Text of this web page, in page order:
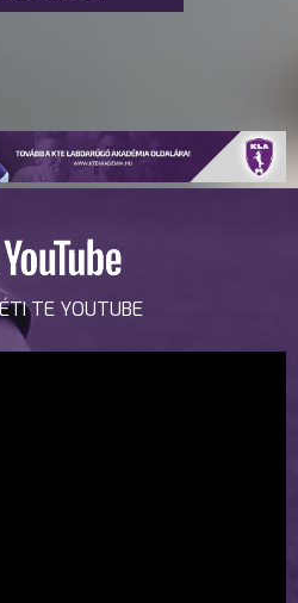
TE YOUTUBE